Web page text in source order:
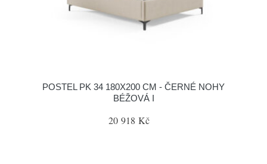
POSTEL PK 34 180X200 CM - ČERNÉ NOHY
BÉŽOVÁ I
20 918 Kč